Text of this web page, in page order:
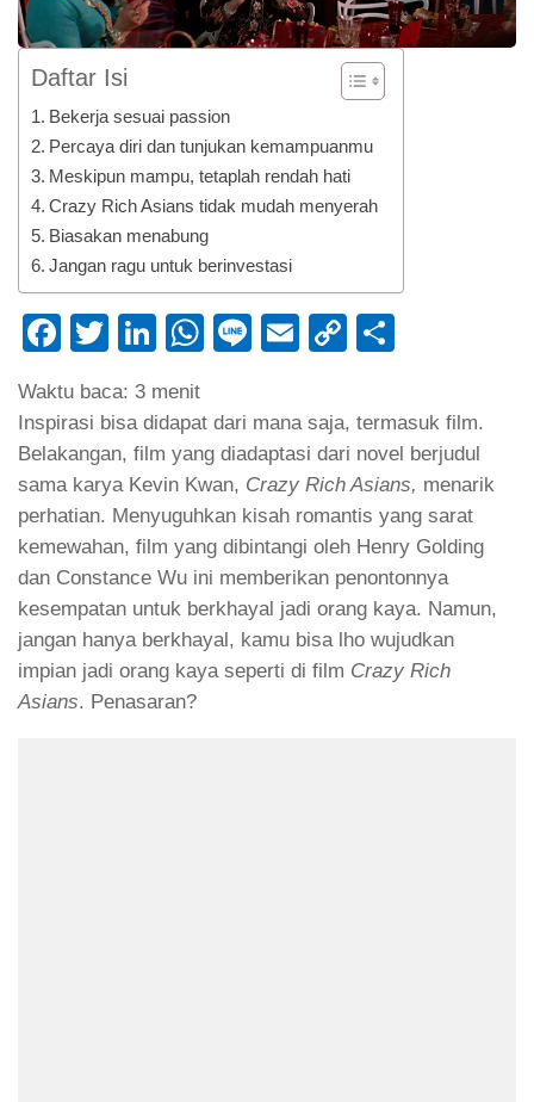
Daftar Isi
Bekerja sesuai passion
Percaya diri dan tunjukan kemampuanmu
Meskipun mampu, tetaplah rendah hati
Crazy Rich Asians tidak mudah menyerah
Biasakan menabung
Jangan ragu untuk berinvestasi
Facebook
TwitterLinkedIn
WhatsApp
LineEmailCopy
Waktu baca: 3 menit
Inspirasi bisa didapat dari mana saja, termasuk film.
Belakangan, film yang diadaptasi dari novel berjudul
sama karya Kevin Kwan, Crazy Rich Asians, menarik
perhatian. Menyuguhkan kisah romantis yang sarat
kemewahan, film yang dibintangi oleh Henry Golding
dan Constance Wu ini memberikan penontonnya
kesempatan untuk berkhayal jadi orang kaya. Namun,
jangan hanya berkhayal, kamu bisa lho wujudkan
impian jadi orang kaya seperti di film Crazy Rich
Asians. Penasaran?